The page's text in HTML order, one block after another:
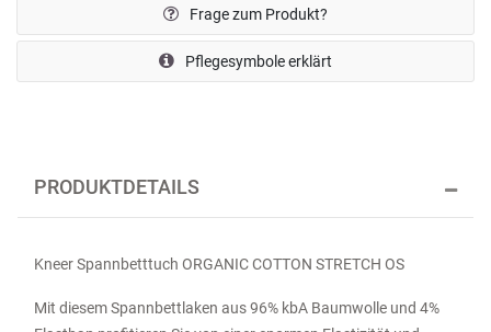
Frage zum Produkt?
Pflegesymbole erklärt
PRODUKTDETAILS
Kneer Spannbetttuch ORGANIC COTTON STRETCH OS
Mit diesem Spannbettlaken aus 96% kbA Baumwolle und 4%